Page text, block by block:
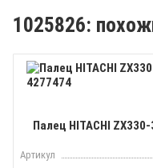
1025826:
Палец HITACHI
Артикул